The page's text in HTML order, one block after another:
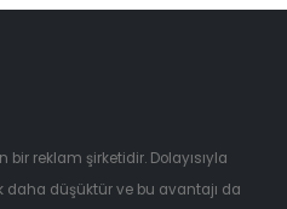
bir reklam şirketidir. Dolayısıyla
düşüktür ve bu avantajı da